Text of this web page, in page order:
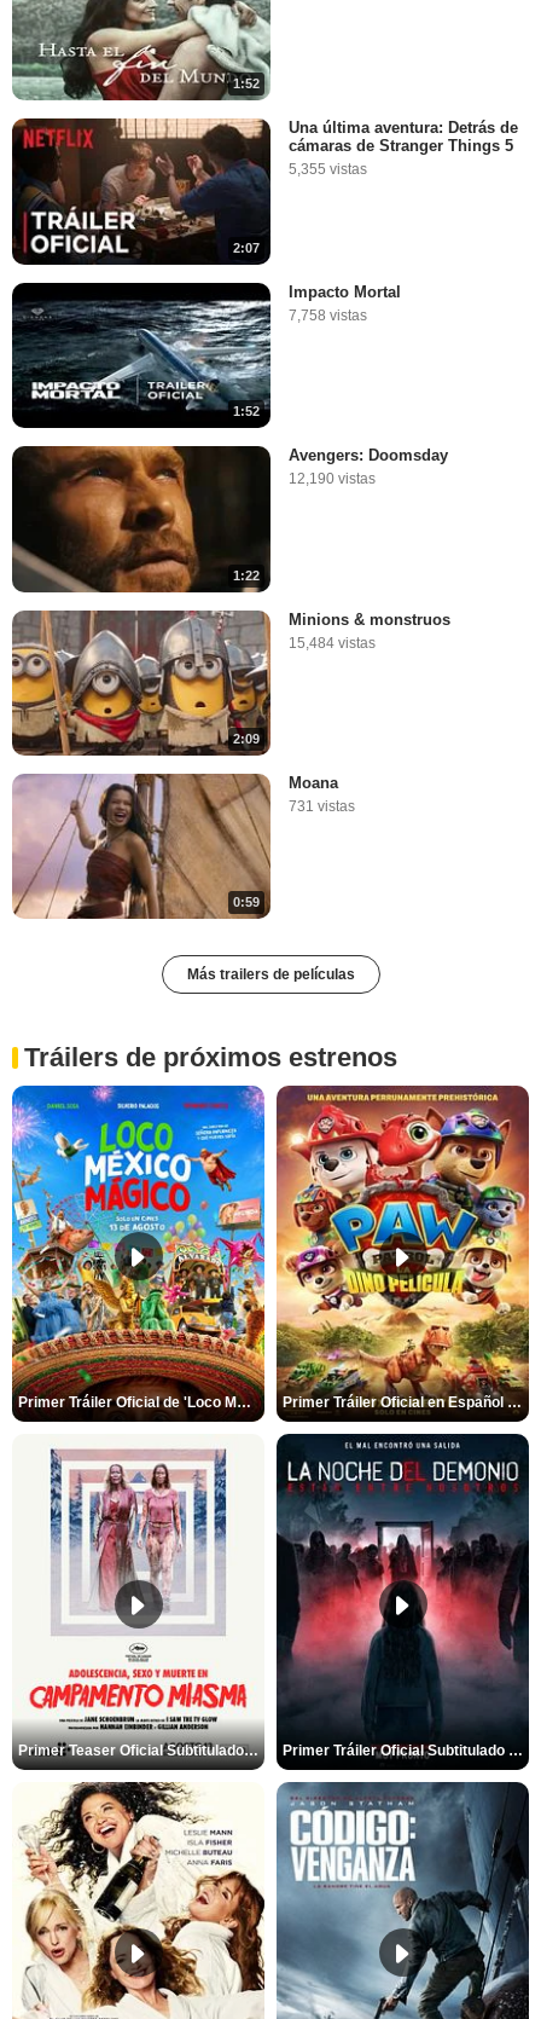
1:52
2:07
Una última aventura: Detrás de
cámaras de Stranger Things 5
5,355 vistas
1:52
Impacto Mortal
7,758 vistas
1:22
Avengers: Doomsday
12,190 vistas
2:09
Minions & monstruos
15,484 vistas
0:59
Moana
731 vistas
Más trailers de películas
Tráilers de próximos estrenos
Primer Tráiler Oficial de 'Loco México Mágico' Primer Tráiler Oficial en Español de 'PAW Patrol La Dino Película'
Primer Teaser Oficial Subtitulado de 'Adolescencia, Sexo y Muerte en Campamento Miasma' Primer Tráiler Oficial Subtitulado de 'La Noche Del Demonio: Están Entre Nosotros'